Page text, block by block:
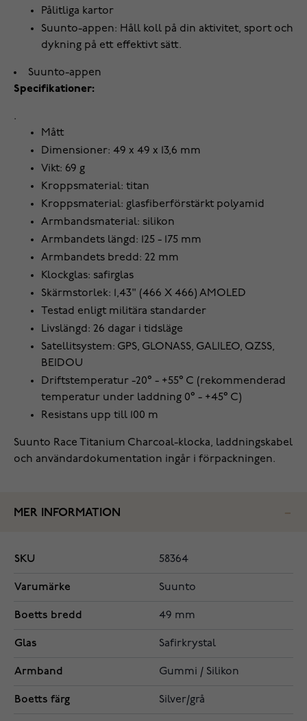
Pålitliga kartor
Suunto-appen: Håll koll på din aktivitet, sport och
dykning på ett effektivt sätt.
Suunto-appen
Specifikationer:
.
Mått
Dimensioner: 49 x 49 x 13,6 mm
Vikt: 69 g
Kroppsmaterial: titan
Kroppsmaterial: glasfiberförstärkt polyamid
Armbandsmaterial: silikon
Armbandets längd: 125 - 175 mm
Armbandets bredd: 22 mm
Klockglas: safirglas
Skärmstorlek: 1,43" (466 X 466) AMOLED
Testad enligt militära standarder
Livslängd: 26 dagar i tidsläge
Satellitsystem: GPS, GLONASS, GALILEO, QZSS,
BEIDOU
Driftstemperatur -20° - +55° C (rekommenderad
temperatur under laddning 0° - +45° C)
Resistans upp till 100 m
Suunto Race Titanium Charcoal-klocka, laddningskabel
och användardokumentation ingår i förpackningen.
MER INFORMATION
SKU 58364
Varumärke Suunto
Boetts bredd 49 mm
Glas Safirkrystal
Armband Gummi / Silikon
Boetts färg Silver/grå